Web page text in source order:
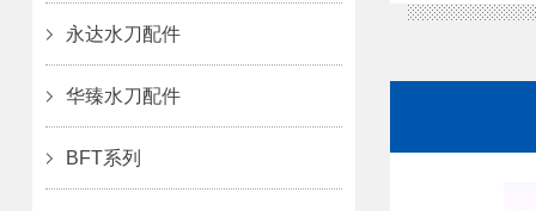
永达水刀配件
华臻水刀配件
BFT系列